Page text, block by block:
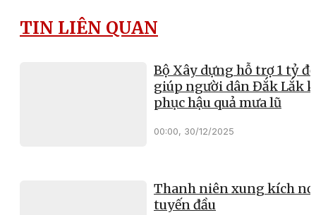
TIN LIÊN QUAN
Bộ Xây dựng hỗ trợ 1 tỷ
giúp người dân Đắk Lắk
phục hậu quả mưa lũ
00:00, 30/12/2025
Thanh niên xung kích
tuyến đầu